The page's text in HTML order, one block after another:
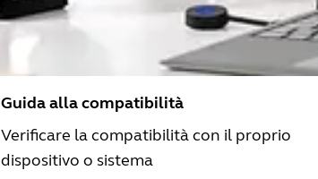
Guida alla compatibilità
Verificare la compatibilità con il proprio
dispositivo o sistema